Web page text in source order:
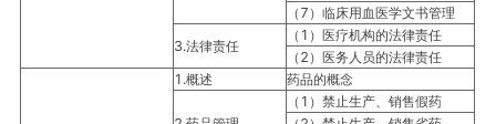
（7）临床用血医学文书管理
3.法律责任
（1）医疗机构的法律责任
（2）医务人员的法律责任
1.概述 药品的概念
（1）禁止生产、销售假药